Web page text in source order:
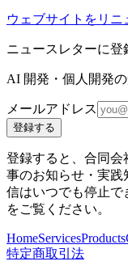
ウェブサイトをリニ
ニュースレターに登
AI 開発・個人開発
メールアドレス
登録する
登録すると、合同会
事のお知らせ・実践
信はいつでも停止で
をご覧ください。
HomeServicesProducts
特定商取引法